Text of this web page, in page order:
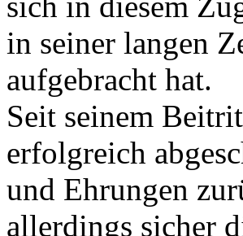
in seiner langen
aufgebracht hat.
Seit seinem
erfolgreich
und Ehrungen
allerdings sicher